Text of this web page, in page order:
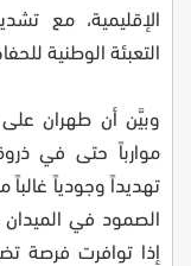
الإقليمية، مع
التعبئة الوطنية
وبيَّن أن طهران
موارباً حتى في
تهديداً وجودياً غالباً
الصمود في الميدان
إذا توافرت فرصة